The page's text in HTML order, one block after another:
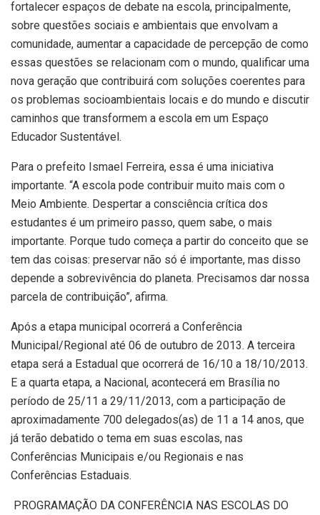
fortalecer espaços de debate na escola, principalmente,
sobre questões sociais e ambientais que envolvam a
comunidade, aumentar a capacidade de percepção de como
essas questões se relacionam com o mundo, qualificar uma
nova geração que contribuirá com soluções coerentes para
os problemas socioambientais locais e do mundo e discutir
caminhos que transformem a escola em um Espaço
Educador Sustentável.
Para o prefeito Ismael Ferreira, essa é uma iniciativa
importante. “A escola pode contribuir muito mais com o
Meio Ambiente. Despertar a consciência crítica dos
estudantes é um primeiro passo, quem sabe, o mais
importante. Porque tudo começa a partir do conceito que se
tem das coisas: preservar não só é importante, mas disso
depende a sobrevivência do planeta. Precisamos dar nossa
parcela de contribuição”, afirma.
Após a etapa municipal ocorrerá a Conferência
Municipal/Regional até 06 de outubro de 2013. A terceira
etapa será a Estadual que ocorrerá de 16/10 a 18/10/2013.
E a quarta etapa, a Nacional, acontecerá em Brasília no
período de 25/11 a 29/11/2013, com a participação de
aproximadamente 700 delegados(as) de 11 a 14 anos, que
já terão debatido o tema em suas escolas, nas
Conferências Municipais e/ou Regionais e nas
Conferências Estaduais.
PROGRAMAÇÃO DA CONFERÊNCIA NAS ESCOLAS DO